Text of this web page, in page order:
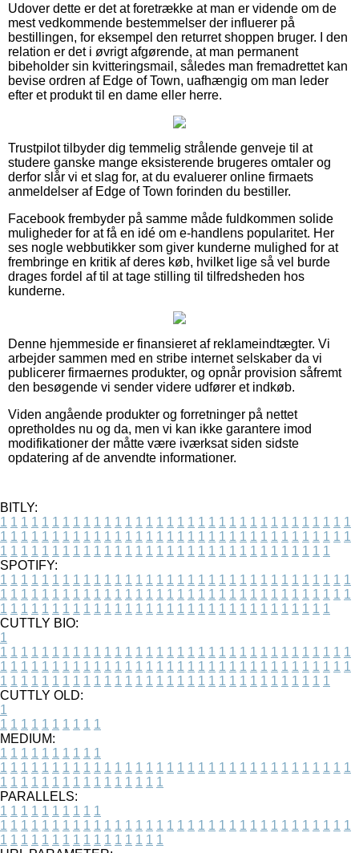
Udover dette er det at foretrække at man er vidende om de
mest vedkommende bestemmelser der influerer på
bestillingen, for eksempel den returret shoppen bruger. I den
relation er det i øvrigt afgørende, at man permanent
bibeholder sin kvitteringsmail, således man fremadrettet kan
bevise ordren af Edge of Town, uafhængig om man leder
efter et produkt til en dame eller herre.
Trustpilot tilbyder dig temmelig strålende genveje til at
studere ganske mange eksisterende brugeres omtaler og
derfor slår vi et slag for, at du evaluerer online firmaets
anmeldelser af Edge of Town forinden du bestiller.
Facebook frembyder på samme måde fuldkommen solide
muligheder for at få en idé om e-handlens popularitet. Her
ses nogle webbutikker som giver kunderne mulighed for at
frembringe en kritik af deres køb, hvilket lige så vel burde
drages fordel af til at tage stilling til tilfredsheden hos
kunderne.
Denne hjemmeside er finansieret af reklameindtægter. Vi
arbejder sammen med en stribe internet selskaber da vi
publicerer firmaernes produkter, og opnår provision såfremt
den besøgende vi sender videre udfører et indkøb.
Viden angående produkter og forretninger på nettet
opretholdes nu og da, men vi kan ikke garantere imod
modifikationer der måtte være iværksat siden sidste
opdatering af de anvendte informationer.
BITLY:
1 1 1 1 1 1 1 1 1 1 1 1 1 1 1 1 1 1 1 1 1 1 1 1 1 1 1 1 1 1 1 1 1 1
1 1 1 1 1 1 1 1 1 1 1 1 1 1 1 1 1 1 1 1 1 1 1 1 1 1 1 1 1 1 1 1 1 1
1 1 1 1 1 1 1 1 1 1 1 1 1 1 1 1 1 1 1 1 1 1 1 1 1 1 1 1 1 1 1 1
SPOTIFY:
1 1 1 1 1 1 1 1 1 1 1 1 1 1 1 1 1 1 1 1 1 1 1 1 1 1 1 1 1 1 1 1 1 1
1 1 1 1 1 1 1 1 1 1 1 1 1 1 1 1 1 1 1 1 1 1 1 1 1 1 1 1 1 1 1 1 1 1
1 1 1 1 1 1 1 1 1 1 1 1 1 1 1 1 1 1 1 1 1 1 1 1 1 1 1 1 1 1 1 1
CUTTLY BIO:
1
1 1 1 1 1 1 1 1 1 1 1 1 1 1 1 1 1 1 1 1 1 1 1 1 1 1 1 1 1 1 1 1 1 1
1 1 1 1 1 1 1 1 1 1 1 1 1 1 1 1 1 1 1 1 1 1 1 1 1 1 1 1 1 1 1 1 1 1
1 1 1 1 1 1 1 1 1 1 1 1 1 1 1 1 1 1 1 1 1 1 1 1 1 1 1 1 1 1 1 1
CUTTLY OLD:
1
1 1 1 1 1 1 1 1 1 1
MEDIUM:
1 1 1 1 1 1 1 1 1 1
1 1 1 1 1 1 1 1 1 1 1 1 1 1 1 1 1 1 1 1 1 1 1 1 1 1 1 1 1 1 1 1 1 1
1 1 1 1 1 1 1 1 1 1 1 1 1 1 1 1
PARALLELS:
1 1 1 1 1 1 1 1 1 1
1 1 1 1 1 1 1 1 1 1 1 1 1 1 1 1 1 1 1 1 1 1 1 1 1 1 1 1 1 1 1 1 1 1
1 1 1 1 1 1 1 1 1 1 1 1 1 1 1 1